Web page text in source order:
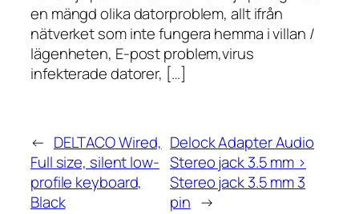
en mängd olika datorproblem, allt ifrån
nätverket som inte fungera hemma i villan /
lägenheten, E-post problem,virus
infekterade datorer, […]
← DELTACO Wired,
Full size, silent low-
profile keyboard,
Black
Delock Adapter Audio
Stereo jack 3.5 mm >
Stereo jack 3.5 mm 3
pin →